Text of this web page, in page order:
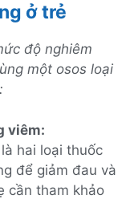
ở trẻ
độ nghiêm
một osos loại
viêm:
hai loại thuốc
để giảm đau và
cần tham khảo